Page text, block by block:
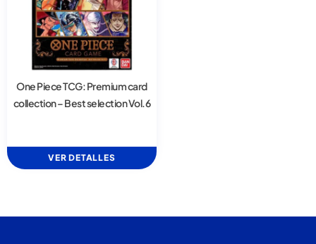
One Piece TCG: Premium card
collection – Best selection Vol.6
VER DETALLES